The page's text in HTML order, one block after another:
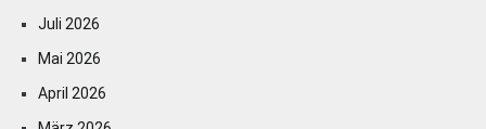
Juli 2026
Mai 2026
April 2026